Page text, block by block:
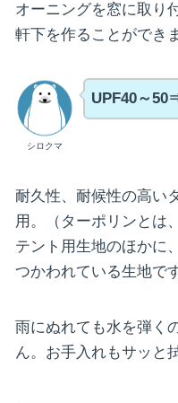
オーニングを窓に取り
軒下を作ることができ
シロクマ
UPF40～
耐久性、耐候性の高い
用。（ターポリンとは
テント用生地のほかに
つかわれている生地で
雨にぬれても水を弾く
ん。お手入れもサッと